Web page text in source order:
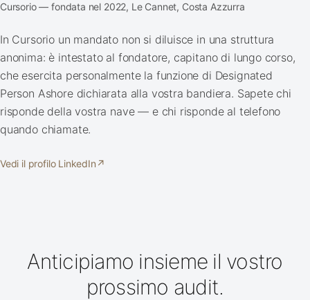
Cursorio — fondata nel 2022, Le Cannet, Costa Azzurra
In Cursorio un mandato non si diluisce in una struttura
anonima: è intestato al fondatore, capitano di lungo corso,
che esercita personalmente la funzione di Designated
Person Ashore dichiarata alla vostra bandiera. Sapete chi
risponde della vostra nave — e chi risponde al telefono
quando chiamate.
Vedi il profilo LinkedIn ↗
Anticipiamo insieme il vostro
prossimo audit.